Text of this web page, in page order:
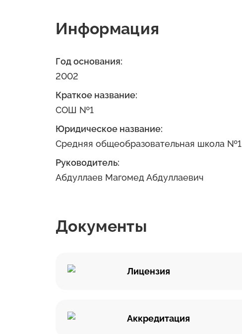
Информация
Год основания:
2002
Краткое название:
СОШ №1
Юридическое название:
Средняя общеобразовательная школа №1
Руководитель:
Абдуллаев Магомед Абдуллаевич
Документы
Лицензия
Аккредитация